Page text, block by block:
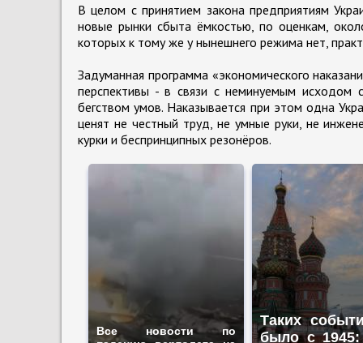
В целом с принятием закона предприятиям
новые рынки сбыта ёмкостью, по оценкам,
которых к тому же у нынешнего режима нет,
Задуманная программа «экономического
перспективы - в связи с неминуемым исходом
бегством умов. Наказывается при этом одна
ценят не честный труд, не умные руки, не
курки и беспринципных резонёров.
Все новости по
Таких
было с 1945: